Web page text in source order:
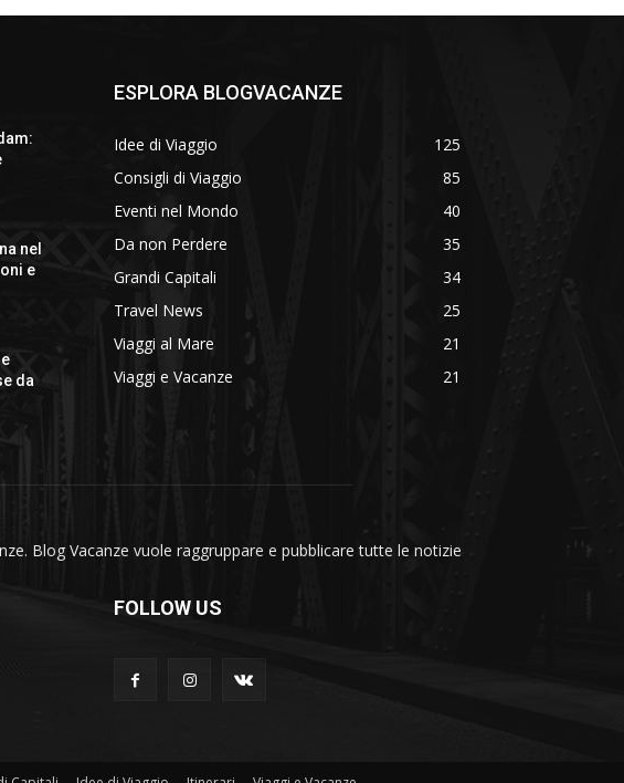
nel
e
da
ESPLORA BLOGVACANZE
Idee di Viaggio
125
Consigli di Viaggio
85
Eventi nel Mondo
40
Da non Perdere
35
Grandi Capitali
34
Travel News
25
Viaggi al Mare
21
Viaggi e Vacanze
21
Blog Vacanze vuole raggruppare e pubblicare tutte le notizie
FOLLOW US